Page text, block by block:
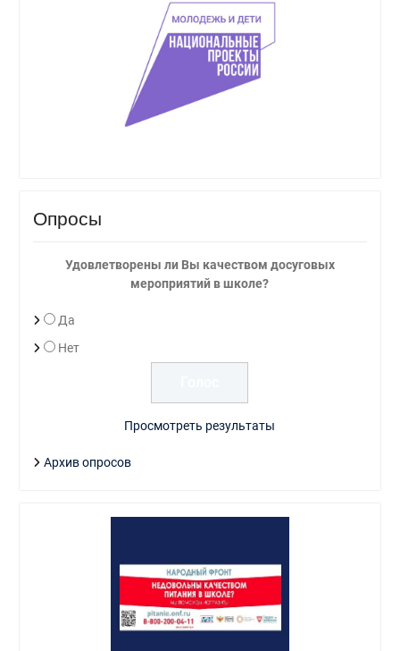
Опросы
Удовлетворены ли Вы качеством досуговых
мероприятий в школе?
Да
Нет
Просмотреть результаты
Архив опросов